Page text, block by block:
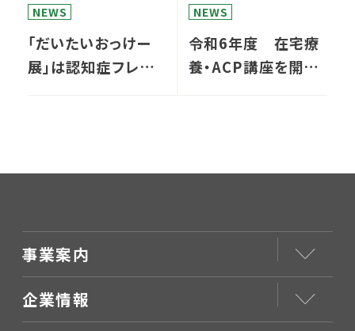
NEWS
「だいたいおっけー
展」は認知症フレンド
NEWS
令和6年度 在宅療
養・ACP講座を開催
事業案内
企業情報